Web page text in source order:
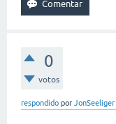
0
votos
respondido por JonSeeliger